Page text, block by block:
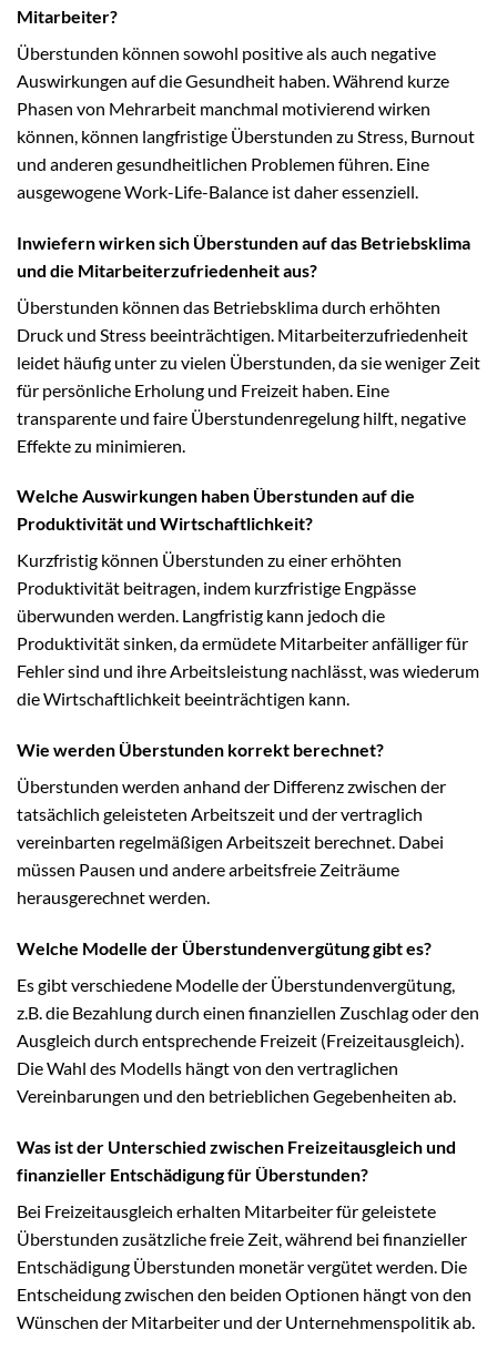
Mitarbeiter?
Überstunden können sowohl positive als auch negative
Auswirkungen auf die Gesundheit haben. Während kurze
Phasen von Mehrarbeit manchmal motivierend wirken
können, können langfristige Überstunden zu Stress, Burnout
und anderen gesundheitlichen Problemen führen. Eine
ausgewogene Work-Life-Balance ist daher essenziell.
Inwiefern wirken sich Überstunden auf das Betriebsklima
und die Mitarbeiterzufriedenheit aus?
Überstunden können das Betriebsklima durch erhöhten
Druck und Stress beeinträchtigen. Mitarbeiterzufriedenheit
leidet häufig unter zu vielen Überstunden, da sie weniger Zeit
für persönliche Erholung und Freizeit haben. Eine
transparente und faire Überstundenregelung hilft, negative
Effekte zu minimieren.
Welche Auswirkungen haben Überstunden auf die
Produktivität und Wirtschaftlichkeit?
Kurzfristig können Überstunden zu einer erhöhten
Produktivität beitragen, indem kurzfristige Engpässe
überwunden werden. Langfristig kann jedoch die
Produktivität sinken, da ermüdete Mitarbeiter anfälliger für
Fehler sind und ihre Arbeitsleistung nachlässt, was wiederum
die Wirtschaftlichkeit beeinträchtigen kann.
Wie werden Überstunden korrekt berechnet?
Überstunden werden anhand der Differenz zwischen der
tatsächlich geleisteten Arbeitszeit und der vertraglich
vereinbarten regelmäßigen Arbeitszeit berechnet. Dabei
müssen Pausen und andere arbeitsfreie Zeiträume
herausgerechnet werden.
Welche Modelle der Überstundenvergütung gibt es?
Es gibt verschiedene Modelle der Überstundenvergütung,
z.B. die Bezahlung durch einen finanziellen Zuschlag oder den
Ausgleich durch entsprechende Freizeit (Freizeitausgleich).
Die Wahl des Modells hängt von den vertraglichen
Vereinbarungen und den betrieblichen Gegebenheiten ab.
Was ist der Unterschied zwischen Freizeitausgleich und
finanzieller Entschädigung für Überstunden?
Bei Freizeitausgleich erhalten Mitarbeiter für geleistete
Überstunden zusätzliche freie Zeit, während bei finanzieller
Entschädigung Überstunden monetär vergütet werden. Die
Entscheidung zwischen den beiden Optionen hängt von den
Wünschen der Mitarbeiter und der Unternehmenspolitik ab.